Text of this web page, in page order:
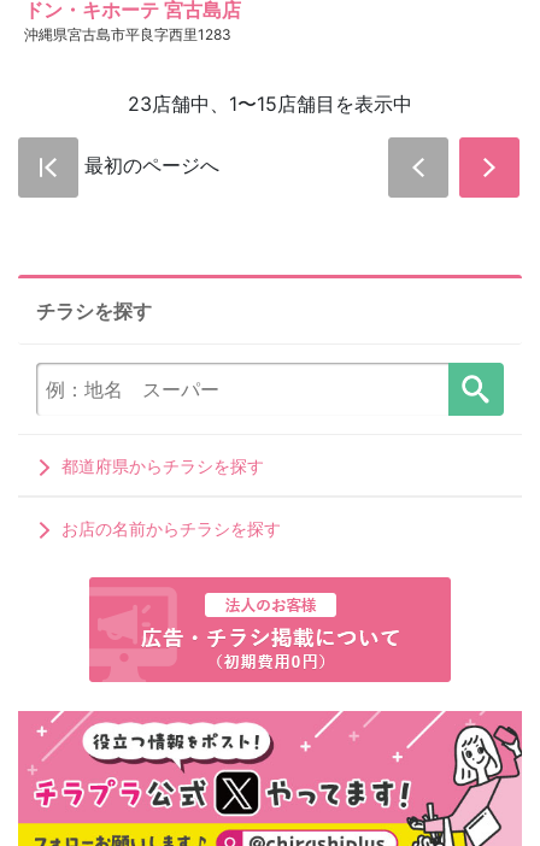
ドン・キホーテ 宮古島店
沖縄県宮古島市平良字西里1283
23店舗中、1〜15店舗目を表示中
最初のページへ
チラシを探す
都道府県からチラシを探す
お店の名前からチラシを探す